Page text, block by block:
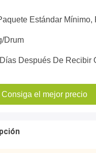
Estándar Mínimo,
drum
Después De Recibir
Consiga el mejor precio